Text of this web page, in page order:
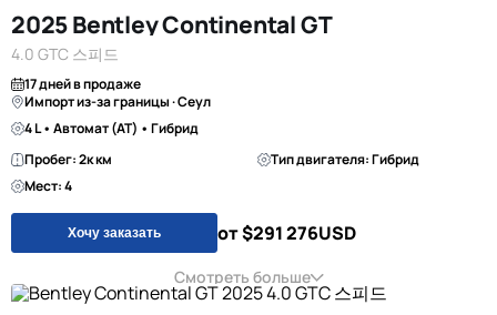
2025 Bentley Continental GT
4.0 GTC 스피드
17 дней в продаже
Импорт из-за границы · Сеул
4 L • Автомат (AT) • Гибрид
Пробег: 2к км
Тип двигателя: Гибрид
Мест: 4
Хочу заказать от $291 276USD
Смотреть больше